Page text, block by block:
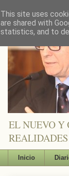
EL NUEVO Y
Inicio
This site uses
are shared with
statistics, and to